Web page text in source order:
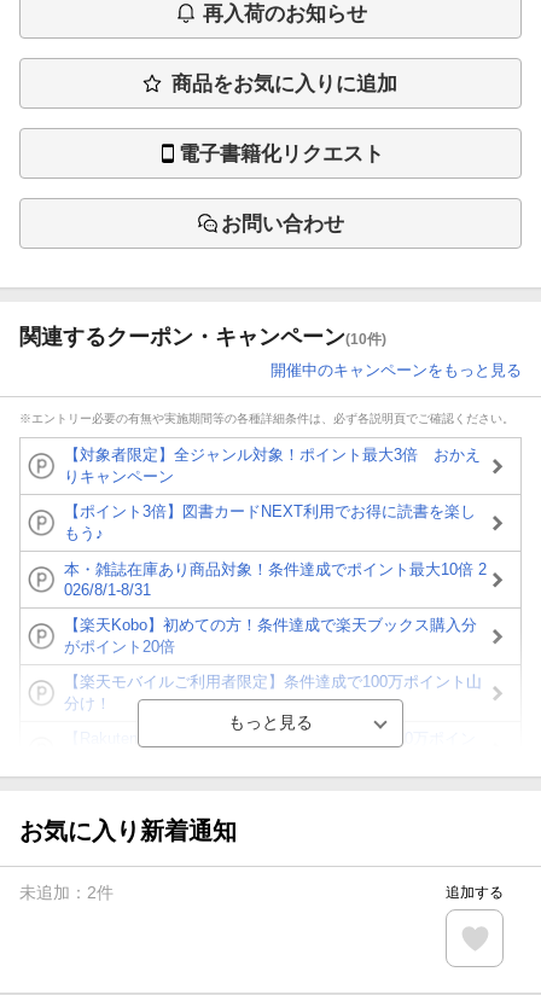
再入荷のお知らせ
商品をお気に入りに追加
電子書籍化リクエスト
お問い合わせ
関連するクーポン・キャンペーン(10件)
開催中のキャンペーンをもっと見る
※エントリー必要の有無や実施期間等の各種詳細条件は、必ず各説明頁でご確認ください。
【対象者限定】全ジャンル対象！ポイント最大3倍 おかえ
りキャンペーン
【ポイント3倍】図書カードNEXT利用でお得に読書を楽し
もう♪
本・雑誌在庫あり商品対象！条件達成でポイント最大10倍 2
026/8/1-8/31
【楽天Kobo】初めての方！条件達成で楽天ブックス購入分
がポイント20倍
【楽天モバイルご利用者限定】条件達成で100万ポイント山
分け！
が当たる！
楽天モバイル紹介キャンペーンの拡散で300円OFFクーポン
条件達成で楽天限定・宝塚歌劇 宙組貸切公演ペアチケット
お気に入り新着通知
未追加： 2件 追加する